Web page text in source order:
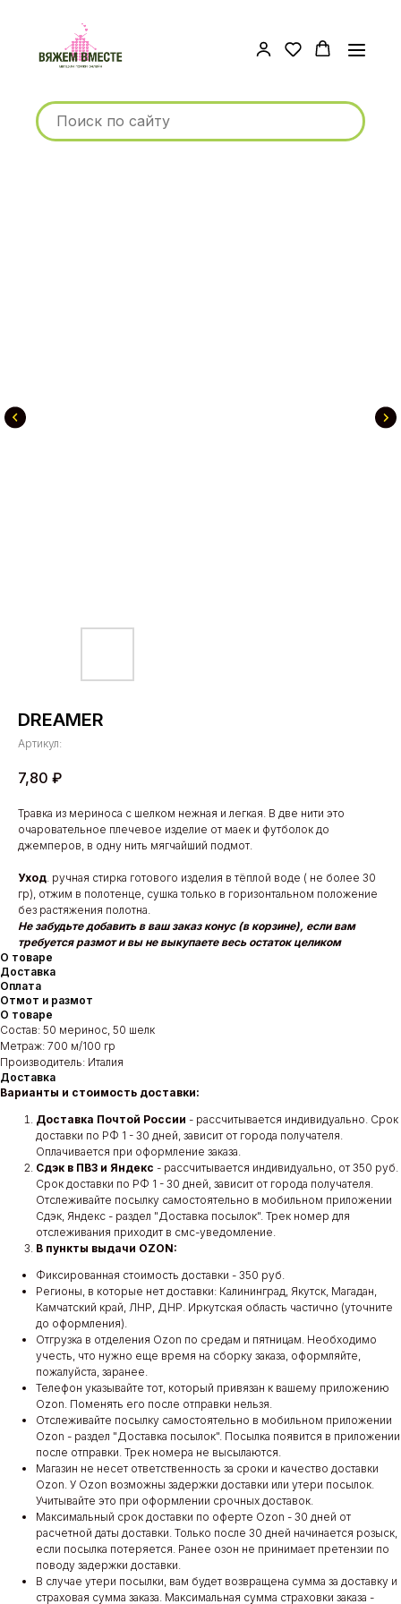
DREAMER
Артикул:
7,80 ₽
Травка из мериноса с шелком нежная и легкая. В две нити это
очаровательное плечевое изделие от маек и футболок до
джемперов, в одну нить мягчайший подмот.
Уход . ручная стирка готового изделия в тёплой воде ( не более 30
гр), отжим в полотенце, сушка только в горизонтальном положение
без растяжения полотна.
Не забудьте добавить в ваш заказ конус (в корзине), если вам
требуется размот и вы не выкупаете весь остаток целиком
О товаре
Доставка
Оплата
Отмот и размот
О товаре
Состав: 50 меринос, 50 шелк
Метраж: 700 м/100 гр
Производитель: Италия
Доставка
Варианты и стоимость доставки:
Доставка Почтой России - рассчитывается индивидуально. Срок
доставки по РФ 1 - 30 дней, зависит от города получателя.
Оплачивается при оформление заказа.
Сдэк в ПВЗ и Яндекс - рассчитывается индивидуально, от 350 руб.
Срок доставки по РФ 1 - 30 дней, зависит от города получателя.
Отслеживайте посылку самостоятельно в мобильном приложении
Сдэк, Яндекс - раздел "Доставка посылок". Трек номер для
отслеживания приходит в смс-уведомление.
В пункты выдачи OZON:
Фиксированная стоимость доставки - 350 руб.
Регионы, в которые нет доставки: Калининград, Якутск, Магадан,
Камчатский край, ЛНР, ДНР. Иркутская область частично (уточните
до оформления).
Отгрузка в отделения Ozon по средам и пятницам. Необходимо
учесть, что нужно еще время на сборку заказа, оформляйте,
пожалуйста, заранее.
Телефон указывайте тот, который привязан к вашему приложению
Ozon. Поменять его после отправки нельзя.
Отслеживайте посылку самостоятельно в мобильном приложении
Ozon - раздел "Доставка посылок". Посылка появится в приложении
после отправки. Трек номера не высылаются.
Магазин не несет ответственность за сроки и качество доставки
Ozon. У Ozon возможны задержки доставки или утери посылок.
Учитывайте это при оформлении срочных доставок.
Максимальный срок доставки по оферте Ozon - 30 дней от
расчетной даты доставки. Только после 30 дней начинается розыск,
если посылка потеряется. Ранее озон не принимает претензии по
поводу задержки доставки.
В случае утери посылки, вам будет возвращена сумма за доставку и
страховая сумма заказа. Максимальная сумма страховки заказа -